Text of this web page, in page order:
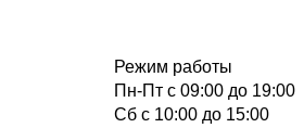
Режим работы
Пн-Пт с 09:00 до 19:00
Cб с 10:00 до 15:00